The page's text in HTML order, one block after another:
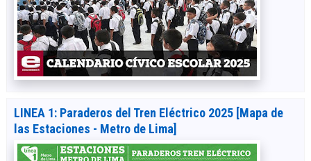
LINEA 1: Paraderos del Tren Eléctrico 2025 [Mapa de
las Estaciones - Metro de Lima]